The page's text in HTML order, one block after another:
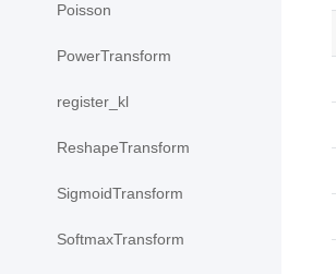
Poisson
PowerTransform
register_kl
ReshapeTransform
SigmoidTransform
SoftmaxTransform